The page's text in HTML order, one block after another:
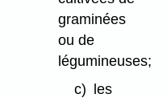
graminées
ou de
légumineuses;
c) les